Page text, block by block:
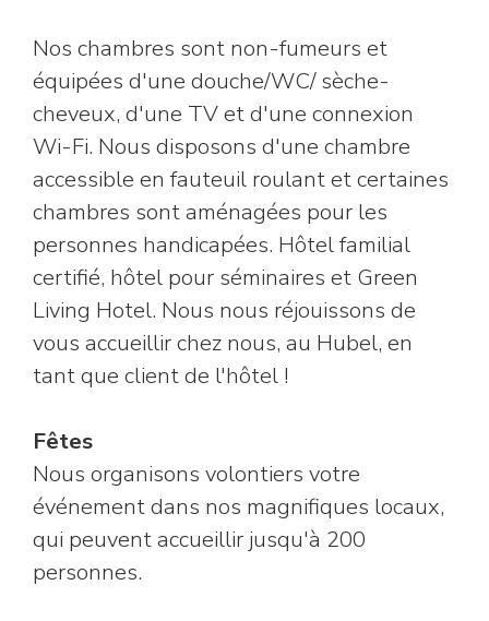
Nos chambres sont non-fumeurs et
équipées d'une douche/WC/ sèche-
cheveux, d'une TV et d'une connexion
Wi-Fi. Nous disposons d'une chambre
accessible en fauteuil roulant et certaines
chambres sont aménagées pour les
personnes handicapées. Hôtel familial
certifié, hôtel pour séminaires et Green
Living Hotel. Nous nous réjouissons de
vous accueillir chez nous, au Hubel, en
tant que client de l'hôtel !
Fêtes
Nous organisons volontiers votre
événement dans nos magnifiques locaux,
qui peuvent accueillir jusqu'à 200
personnes.